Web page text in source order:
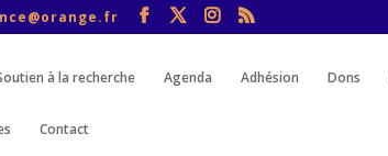
à la recherche Agenda Adhésion Dons
Contact